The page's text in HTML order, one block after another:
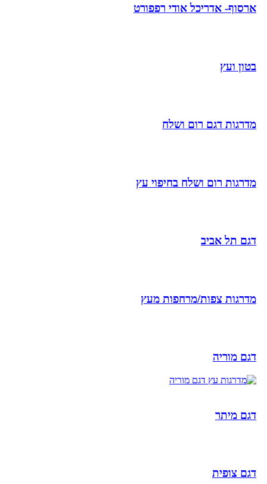
ארסוף- אדריכל אודי רפפורט
בטון ועץ
מדרגות דגם רום ושלח
מדרגות רום ושלח בחיפוי עץ
דגם תל אביב
מדרגות צפות/מרחפות מעץ
דגם מוריה
דגם מיתר
דגם צופית